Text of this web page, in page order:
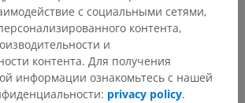
с социальными сетями,
контента,
и
контента. Для получения
информации ознакомьтесь с нашей
privacy policy.